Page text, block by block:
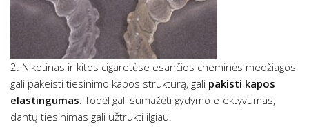
2. Nikotinas ir kitos cigaretėse esančios cheminės medžiagos
gali pakeisti tiesinimo kapos struktūrą, gali pakisti kapos
elastingumas . Todėl gali sumažėti gydymo efektyvumas,
dantų tiesinimas gali užtrukti ilgiau.